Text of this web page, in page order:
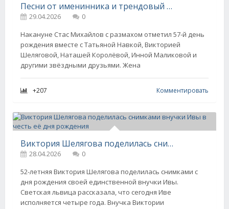
Песни от именинника и трендовый торт: в сети появились новые фото с дня рождения Стаса Михайлова
29.04.2026
0
Накануне Стас Михайлов с размахом отметил 57-й день
рождения вместе с Татьяной Навкой, Викторией
Шеляговой, Наташей Королёвой, Инной Маликовой и
другими звёздными друзьями. Жена
+207 Комментировать
Виктория Шелягова поделилась снимками внучки Ивы в честь её дня рождения
28.04.2026
0
52-летняя Виктория Шелягова поделилась снимками с
дня рождения своей единственной внучки Ивы.
Светская львица рассказала, что сегодня Иве
исполняется четыре года. Внучка Виктории